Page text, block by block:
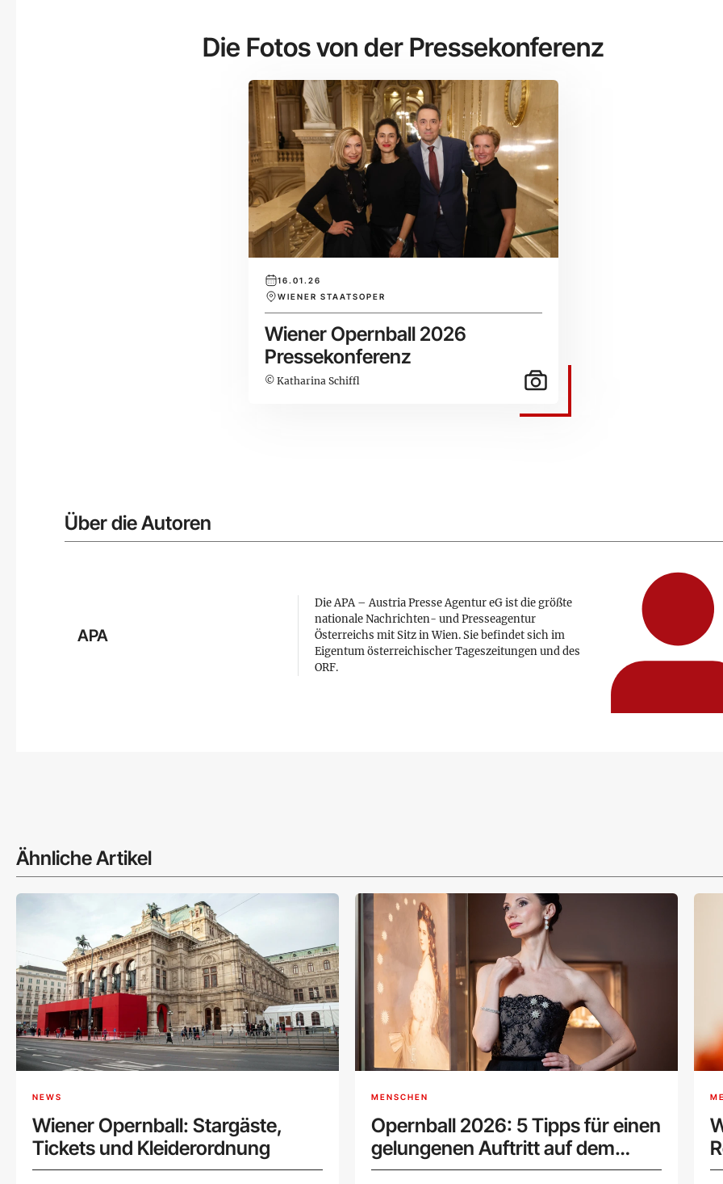
Die Fotos von der Pressekonferenz
16.01.26
WIENER STAATSOPER
Wiener Opernball 2026
Pressekonferenz
© Katharina Schiffl
Über die Autoren
APA
Die APA – Austria Presse Agentur eG ist die größte
nationale Nachrichten- und Presseagentur
Österreichs mit Sitz in Wien. Sie befindet sich im
Eigentum österreichischer Tageszeitungen und des
ORF.
Ähnliche Artikel
NEWS
Wiener Opernball: Stargäste,
Tickets und Kleiderordnung
MENSCHEN
Opernball 2026: 5 Tipps für einen
gelungenen Auftritt auf dem
Parkett